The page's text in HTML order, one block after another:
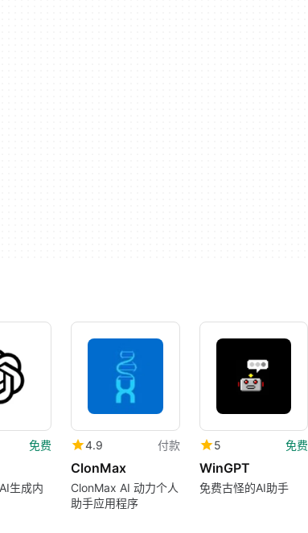
免费
生成内
4.9 付款
ClonMax
ClonMax AI 动力个人
助手应用程序
5 免费
WinGPT
免费古怪的AI助手